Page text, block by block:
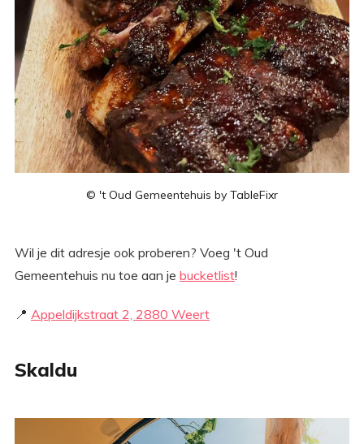
© 't Oud Gemeentehuis by TableFixr
Wil je dit adresje ook proberen? Voeg 't Oud
Gemeentehuis nu toe aan je bucketlist!
📍 Appeldijkstraat 2, 2880 Weert
Skaldu